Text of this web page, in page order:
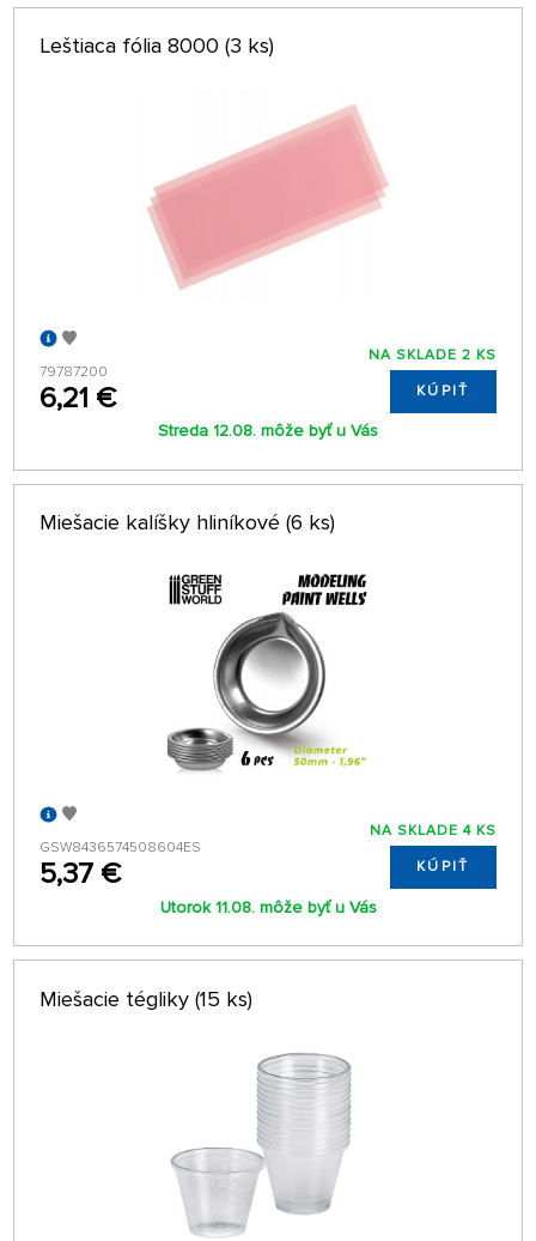
Leštiaca fólia 8000 (3 ks)
79787200
6,21 €
NA SKLADE 2 KS
KÚPIŤ
Streda 12.08. môže byť u Vás
Miešacie kalíšky hliníkové (6 ks)
GSW8436574508604ES
5,37 €
NA SKLADE 4 KS
KÚPIŤ
Utorok 11.08. môže byť u Vás
Miešacie tégliky (15 ks)